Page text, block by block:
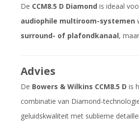
De CCM8.5 D Diamond is ideaal
audiophile multiroom-systemen
surround- of plafondkanaal,
Advies
De Bowers & Wilkins CCM8.5 D is
combinatie van Diamond-
geluidskwaliteit met sublieme